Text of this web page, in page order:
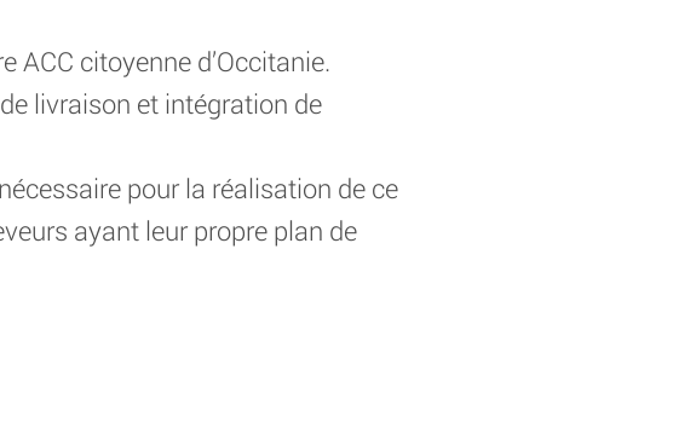
citoyenne d’Occitanie.
livraison et intégration de
pour la réalisation de ce
ayant leur propre plan de